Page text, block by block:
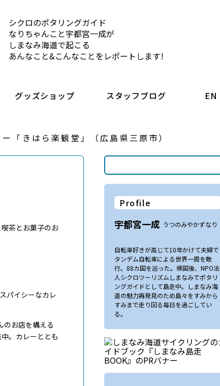
グッズショップ スタッフブログ EN
シクロのポタリングガイド
なりちゃんこと宇都宮一成が
しまなみ海道で起こる
あんなこと&こんなことをレポートします!
「きはら楽観堂」（広島県三原市）
茶とお菓子のお
パイシーなカレ
のお店を構える
。カレーととも
Profile
宇都宮一成 うつのみやかずなり
自転車好きが高じて10年かけて夫婦で
タンデム自転車による世界一周を敢
行。88カ国を巡った。帰国後、NPO法
人シクロツーリズムしまなみでポタリ
ングガイドとして島走中。しまなみ海
道の魅力再発見のため島々をすみから
すみまで走り回る毎日を過ごしてい
る。